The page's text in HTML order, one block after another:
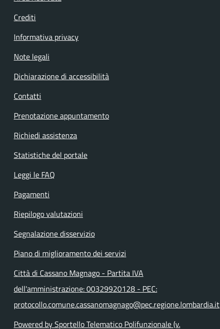
Crediti
Informativa privacy
Note legali
Dichiarazione di accessibilità
Contatti
Prenotazione appuntamento
Richiedi assistenza
Statistiche del portale
Leggi le FAQ
Pagamenti
Riepilogo valutazioni
Segnalazione disservizio
Piano di miglioramento dei servizi
Città di Cassano Magnago - Partita IVA
dell'amministrazione: 00329920128 - PEC:
protocollo.comune.cassanomagnago@pec.regione.lombardia.it
Powered by Sportello Telematico Polifunzionale (v.